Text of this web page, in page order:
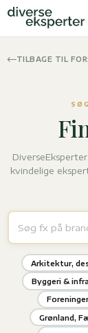
TILBAGE TIL
kvindelige
Arkitektur,
Byggeri &
Grønland,